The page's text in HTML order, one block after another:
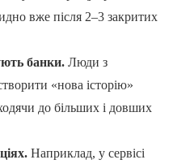
вже після 2–3 закритих
банки.Люди з
«нова історію»
до більших і довших
Наприклад, у сервісі